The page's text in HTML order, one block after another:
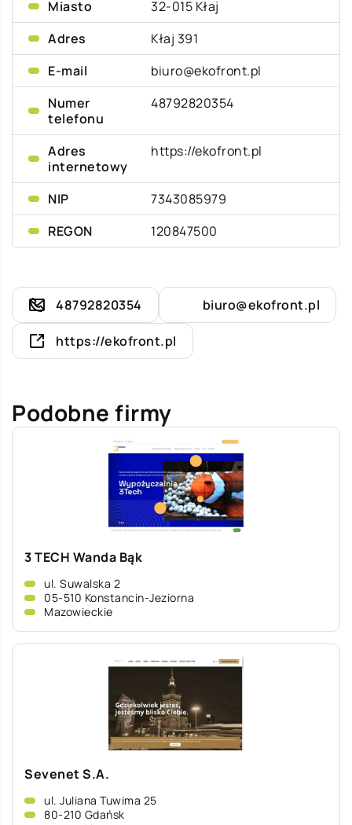
Miasto
32-015 Kłaj
Adres
Kłaj 391
E-mail
biuro@ekofront.pl
Numer
telefonu
48792820354
Adres
internetowy
https://ekofront.pl
NIP
7343085979
REGON
120847500
48792820354 biuro@ekofront.pl
https://ekofront.pl
Podobne firmy
3 TECH Wanda Bąk
ul. Suwalska 2
05-510 Konstancin-Jeziorna
Mazowieckie
Sevenet S.A.
ul. Juliana Tuwima 25
80-210 Gdańsk